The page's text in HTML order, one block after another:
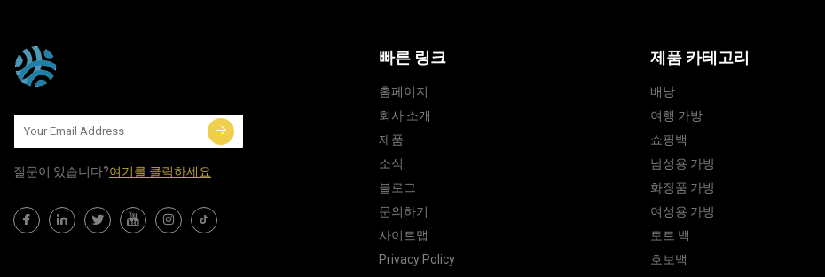
질문이 있습니다?여기를 클릭하세요
빠른 링크
홈페이지
회사 소개
제품
소식
블로그
문의하기
사이트맵
Privacy Policy
제품 카테고리
배낭
여행 가방
쇼핑백
남성용 가방
화장품 가방
여성용 가방
토트 백
호보백